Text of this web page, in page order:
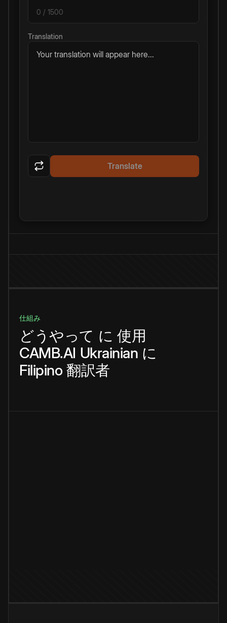
0 / 1500
Translation
Your translation will appear here...
Translate
仕組み
どうやって に 使用
CAMB.AI Ukrainian に
Filipino 翻訳者